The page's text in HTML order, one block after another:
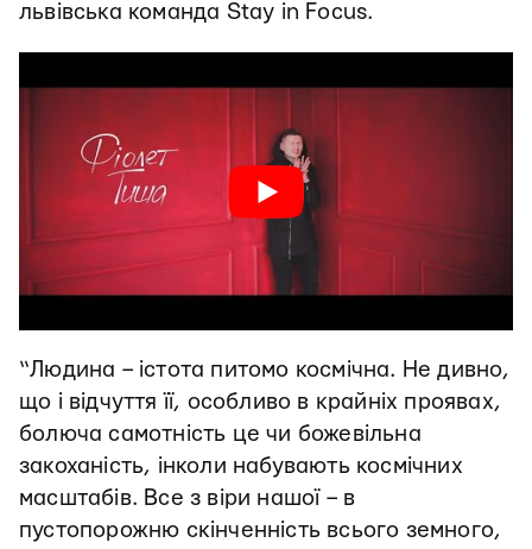
львівська команда Stay in Focus.
“Людина – істота питомо космічна. Не дивно,
що і відчуття її, особливо в крайніх проявах,
болюча самотність це чи божевільна
закоханість, інколи набувають космічних
масштабів. Все з віри нашої – в
пустопорожню скінченність всього земного,